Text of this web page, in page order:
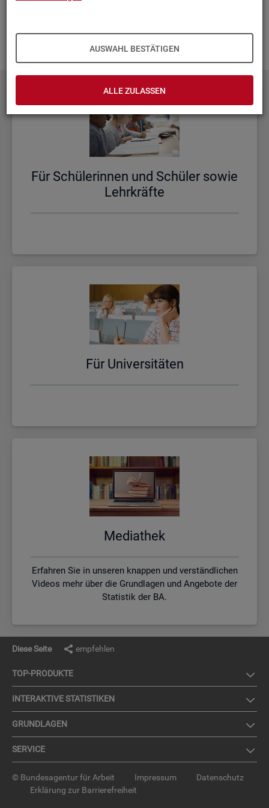
AUSWAHL BESTÄTIGEN
ALLE ZULASSEN
das gern in un­se­re Pla­nun­gen auf.
Für Schü­le­rin­nen und Schü­ler sowie
Lehr­kräf­te
Für Uni­ver­si­tä­ten
Me­dia­thek
Erfahren Sie in unseren knappen und verständlichen
Videos mehr über die Grundlagen und Angebote der
Statistik der BA.
Diese Seite empfehlen
TOP-PRO­DUK­TE
IN­TER­AK­TI­VE STA­TIS­TI­KEN
GRUND­LA­GEN
SER­VICE
© Bundesagentur für Arbeit Impressum
Datenschutz
Erklärung zur Barrierefreiheit